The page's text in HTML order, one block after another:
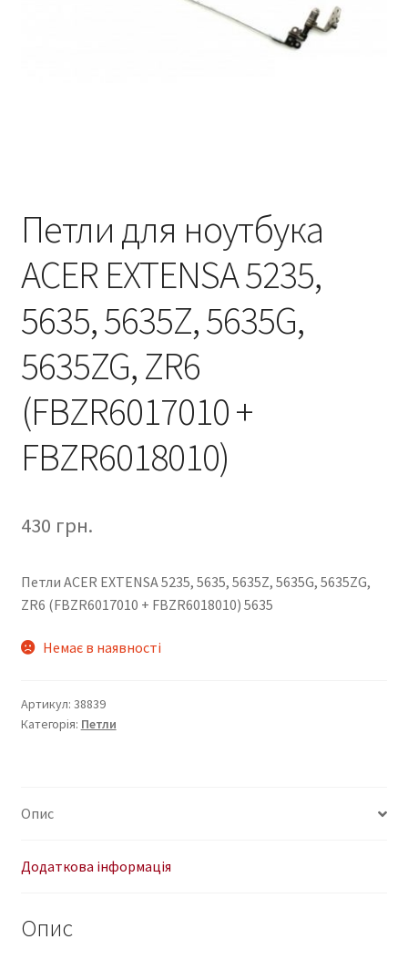
Петли для ноутбука
ACER EXTENSA 5235,
5635, 5635Z, 5635G,
5635ZG, ZR6
(FBZR6017010 +
FBZR6018010)
430 грн.
Петли ACER EXTENSA 5235, 5635, 5635Z, 5635G, 5635ZG,
ZR6 (FBZR6017010 + FBZR6018010) 5635
Немає в наявності
Артикул: 38839
Категорія: Петли
Опис
Додаткова інформація
Опис